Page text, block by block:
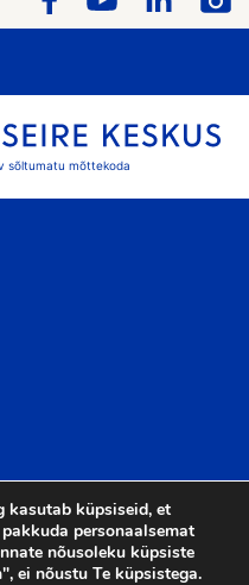
sõltumatu mõttekoda
TAGASI ÜLES
kasutab küpsiseid, et
personaalsemat
nõusoleku küpsiste
ei nõustu Te küpsistega.